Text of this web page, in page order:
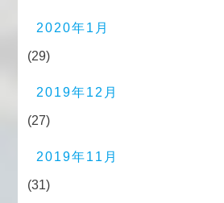
2020年1月
(29)
2019年12月
(27)
2019年11月
(31)